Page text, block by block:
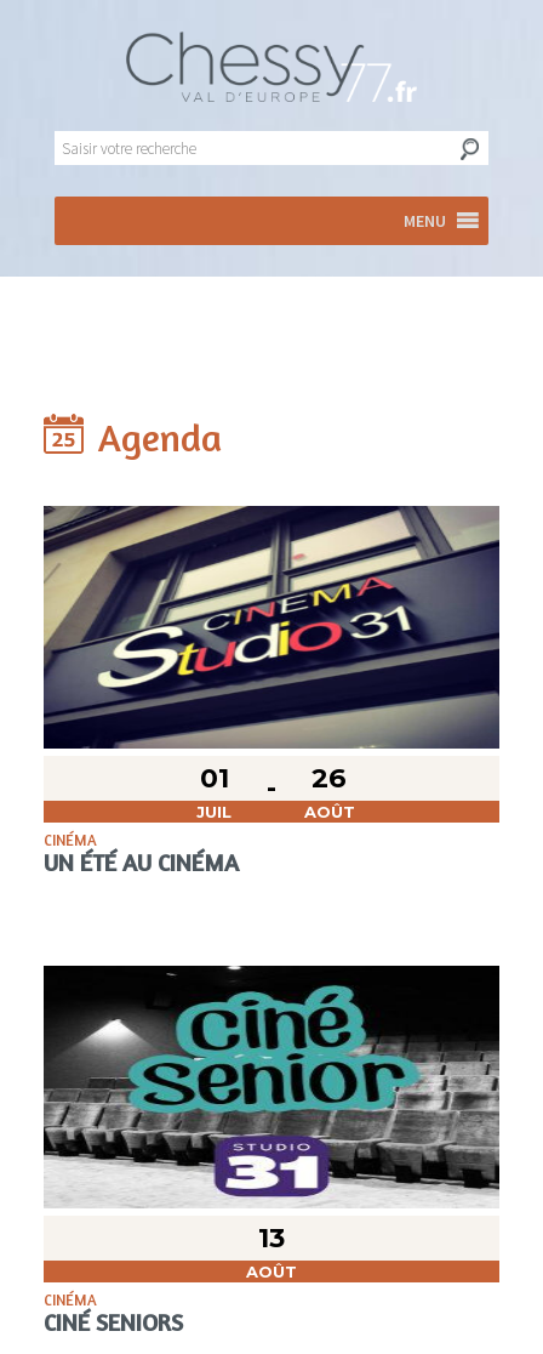
MENU
Agenda
01
JUIL
26
AOÛT
CINÉMA
UN ÉTÉ AU CINÉMA
13
AOÛT
CINÉMA
CINÉ SENIORS